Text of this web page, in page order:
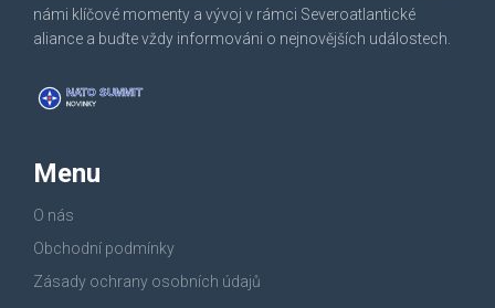
námi klíčové momenty a vývoj v rámci Severoatlantické
aliance a buďte vždy informováni o nejnovějších událostech.
Menu
O nás
Obchodní podmínky
Zásady ochrany osobních údajů